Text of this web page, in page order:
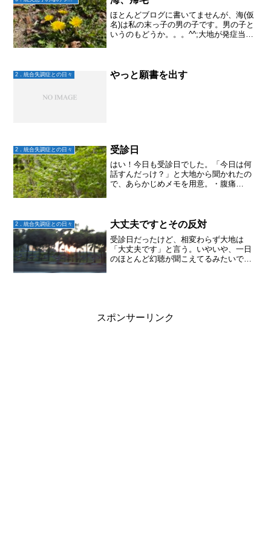
ほとんどブログに書いてませんが、海(仮
名)は私の末っ子の男の子です。男の子と
いうのもどうか。。。^^;大地が発症当時
して2年間ほ...
2．統合失調症との日々 やっと願書を出す
2．統合失調症との日々 受診日
はい！今日も受診日でした。「今日は何
話すんだっけ？」と大地から聞かれたの
で、あらかじめメモを用意。・腹痛
然のドキドキは？ 少しずつ減...
2．統合失調症との日々 大丈夫ですとその反対
受診日だったけど、相変わらず大地は
「大丈夫です」と言う。いやいや、一日
のほとんど幻聴が聞こえてるみたいで
スポンサーリンク